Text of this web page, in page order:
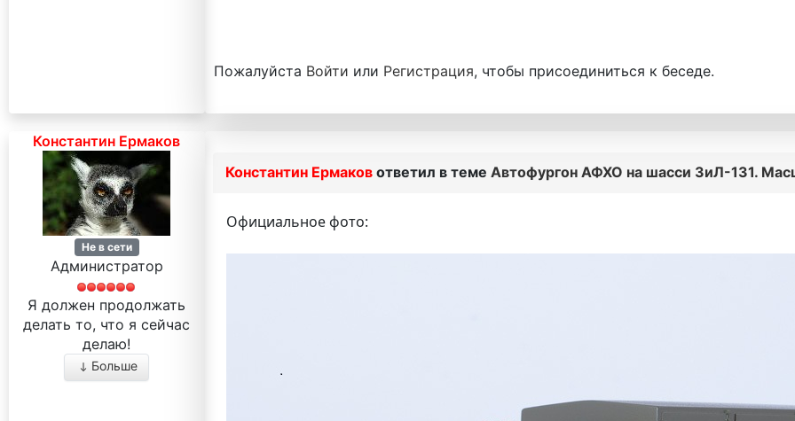
Пожалуйста Войти или Регистрация, чтобы присоединиться к беседе.
Константин Ермаков
Не в сети
Администратор
Я должен продолжать
делать то, что я сейчас
делаю!
Больше
Константин Ермаковответил в теме Автофургон АФХО на шасси ЗиЛ-131.
Официальное фото: